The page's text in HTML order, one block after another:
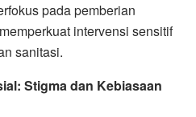
pada pemberian
intervensi sensitif
sanitasi.
Stigma dan Kebiasaan